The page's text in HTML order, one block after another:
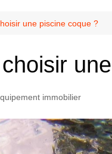
une piscine coque ?
immobilier